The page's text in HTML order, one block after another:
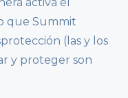
que Summit
(las y los
y proteger son